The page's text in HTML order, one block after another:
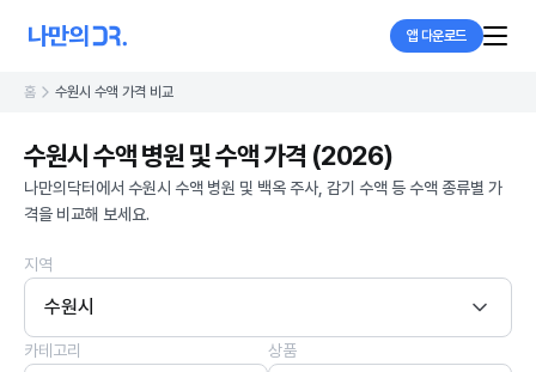
앱 다운로드
홈 수원시 수액 가격 비교
수원시 수액 병원 및 수액 가격 (2026)
나만의닥터에서 수원시 수액 병원 및 백옥 주사, 감기 수액 등 수액 종류별 가
격을 비교해 보세요.
지역
수원시
카테고리 상품